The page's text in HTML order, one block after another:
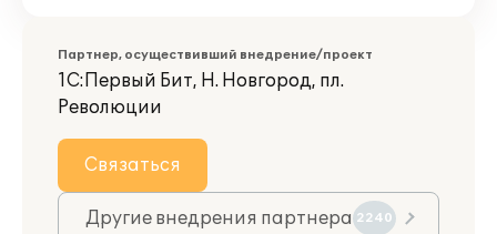
Партнер, осуществивший внедрение/проект
1С:Первый Бит, Н. Новгород, пл.
Революции
Связаться
Другие внедрения партнера 2240